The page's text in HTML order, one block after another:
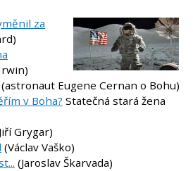
za
(astronaut Eugene Cernan o Bohu)
v Boha? Statečná stará žena
Grygar)
(Václav Vaško)
(Jaroslav Škarvada)